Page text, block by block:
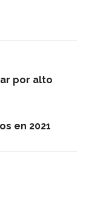
por alto
en 2021